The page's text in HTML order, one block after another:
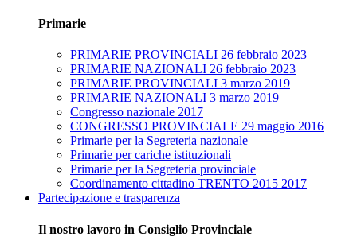
Primarie
PRIMARIE PROVINCIALI 26 febbraio 2023
PRIMARIE NAZIONALI 26 febbraio 2023
PRIMARIE PROVINCIALI 3 marzo 2019
PRIMARIE NAZIONALI 3 marzo 2019
Congresso nazionale 2017
CONGRESSO PROVINCIALE 29 maggio 2016
Primarie per la Segreteria nazionale
Primarie per cariche istituzionali
Primarie per la Segreteria provinciale
Coordinamento cittadino TRENTO 2015 2017
Partecipazione e trasparenza
Il nostro lavoro in Consiglio Provinciale